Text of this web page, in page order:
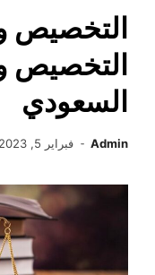
التخصيص
التخصيص
السعودي
Admin فبراير 5, 2023